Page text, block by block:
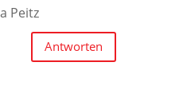
Peitz
Antworten